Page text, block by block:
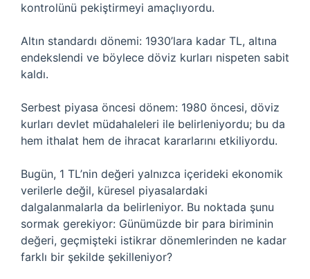
kontrolünü pekiştirmeyi amaçlıyordu.
Altın standardı dönemi: 1930’lara kadar TL, altına
endekslendi ve böylece döviz kurları nispeten sabit
kaldı.
Serbest piyasa öncesi dönem: 1980 öncesi, döviz
kurları devlet müdahaleleri ile belirleniyordu; bu da
hem ithalat hem de ihracat kararlarını etkiliyordu.
Bugün, 1 TL’nin değeri yalnızca içerideki ekonomik
verilerle değil, küresel piyasalardaki
dalgalanmalarla da belirleniyor. Bu noktada şunu
sormak gerekiyor: Günümüzde bir para biriminin
değeri, geçmişteki istikrar dönemlerinden ne kadar
farklı bir şekilde şekilleniyor?